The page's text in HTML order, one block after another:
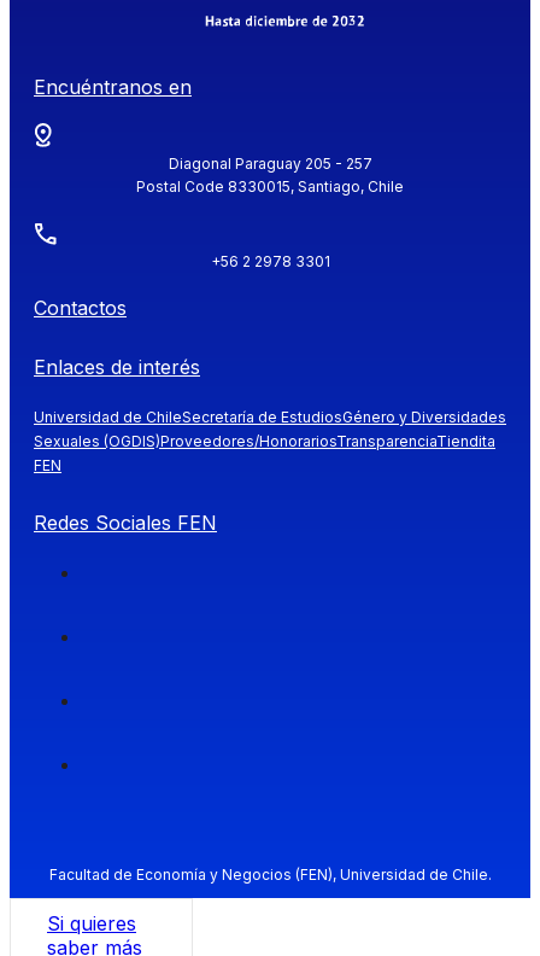
Encuéntranos en
Diagonal Paraguay 205 - 257
Postal Code 8330015, Santiago, Chile
+56 2 2978 3301
Contactos
Enlaces de interés
Universidad de ChileSecretaría de EstudiosGénero y Diversidades
Sexuales (OGDIS)Proveedores/HonorariosTransparenciaTiendita
FEN
Redes Sociales FEN
Facultad de Economía y Negocios (FEN), Universidad de Chile.
Si quieres
saber más